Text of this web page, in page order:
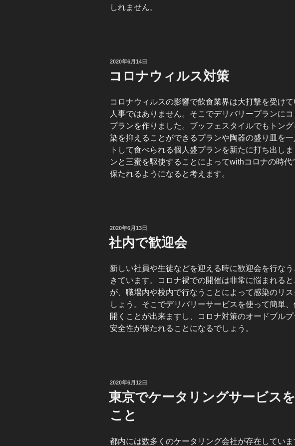
しれません。
投
2020年6月14日
コロナウィルス対策
コロナウィルスの影響で飲食業界は大打撃を受け
人事ではありません。そこでデリバリープランに
プランを作りました。ブッフェスタイルでもトン
染を抑えることができるプランや陶器の盛り皿を
トして食べられる個人盛プランを新たに打ち出し
ンと三蜜を駆使することによってwithコロナの時
保たれるようになると考えます。
投
稿
日:
2020年6月13日
社内で歓迎会
新しい社員や生徒などを迎える時に歓迎会を行な
きています。コロナ禍での開催は非常に悩まれる
が、職場内や校内で行なうことによって感染のリ
しょう。そこでデリバリーサービスを使って簡単
開くことが出来ますし、コロナ対策のオードブル
安全性が保たれることになるでしょう。
投
稿
日:
2020年6月12日
東京でケータリングサービス
こと
都内には数多くのケータリング会社が存在してい